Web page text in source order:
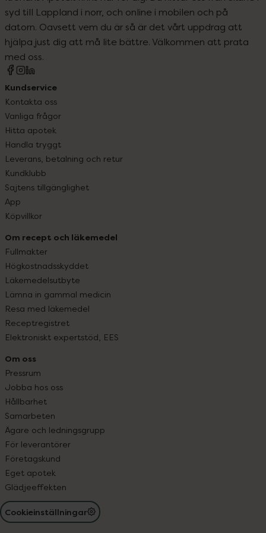
syd till Lappland i norr, och online i mobilen och på
datorn. Oavsett vem du är så är det vårt uppdrag att
hjälpa just dig att må lite bättre. Välkommen att prata
med oss.
Kundservice
Kontakta oss
Vanliga frågor
Hitta apotek
Handla tryggt
Leverans, betalning och retur
Kundklubb
Sajtens tillgänglighet
App
Köpvillkor
Om recept och läkemedel
Fullmakter
Högkostnadsskyddet
Läkemedelsutbyte
Lämna in gammal medicin
Resa med läkemedel
Receptregistret
Elektroniskt expertstöd, EES
Om oss
Pressrum
Jobba hos oss
Hållbarhet
Samarbeten
Ägare och ledningsgrupp
För leverantörer
Företagskund
Eget apotek
Glädjeeffekten
Cookieinställningar